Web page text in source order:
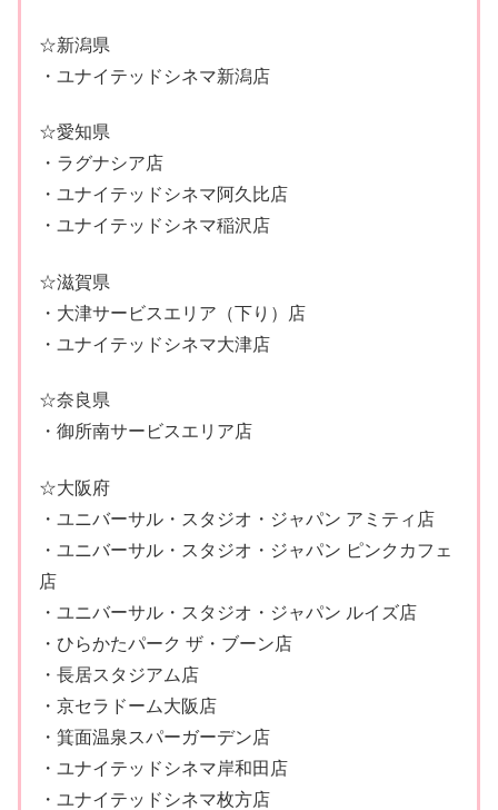
☆新潟県
・ユナイテッドシネマ新潟店
☆愛知県
・ラグナシア店
・ユナイテッドシネマ阿久比店
・ユナイテッドシネマ稲沢店
☆滋賀県
・大津サービスエリア（下り）店
・ユナイテッドシネマ大津店
☆奈良県
・御所南サービスエリア店
☆大阪府
・ユニバーサル・スタジオ・ジャパン アミティ店
・ユニバーサル・スタジオ・ジャパン ピンクカフェ
店
・ユニバーサル・スタジオ・ジャパン ルイズ店
・ひらかたパーク ザ・ブーン店
・長居スタジアム店
・京セラドーム大阪店
・箕面温泉スパーガーデン店
・ユナイテッドシネマ岸和田店
・ユナイテッドシネマ枚方店